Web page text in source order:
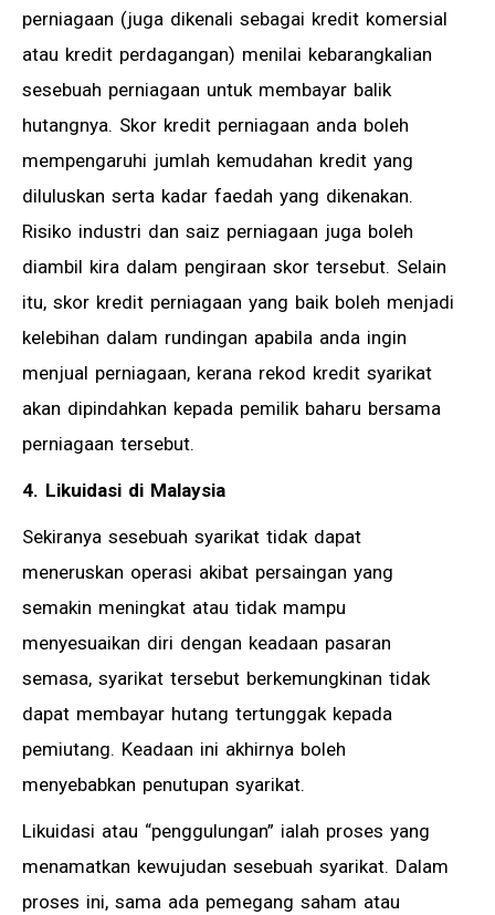
perniagaan (juga dikenali sebagai kredit komersial
atau kredit perdagangan) menilai kebarangkalian
sesebuah perniagaan untuk membayar balik
hutangnya. Skor kredit perniagaan anda boleh
mempengaruhi jumlah kemudahan kredit yang
diluluskan serta kadar faedah yang dikenakan.
Risiko industri dan saiz perniagaan juga boleh
diambil kira dalam pengiraan skor tersebut. Selain
itu, skor kredit perniagaan yang baik boleh menjadi
kelebihan dalam rundingan apabila anda ingin
menjual perniagaan, kerana rekod kredit syarikat
akan dipindahkan kepada pemilik baharu bersama
perniagaan tersebut.
4. Likuidasi di Malaysia
Sekiranya sesebuah syarikat tidak dapat
meneruskan operasi akibat persaingan yang
semakin meningkat atau tidak mampu
menyesuaikan diri dengan keadaan pasaran
semasa, syarikat tersebut berkemungkinan tidak
dapat membayar hutang tertunggak kepada
pemiutang. Keadaan ini akhirnya boleh
menyebabkan penutupan syarikat.
Likuidasi atau “penggulungan” ialah proses yang
menamatkan kewujudan sesebuah syarikat. Dalam
proses ini, sama ada pemegang saham atau